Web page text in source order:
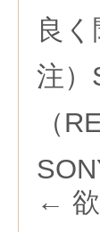
良
注）
（
←